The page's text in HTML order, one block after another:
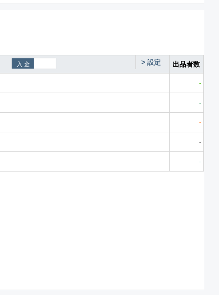
> 設定 出品者数
-
-
-
-
-